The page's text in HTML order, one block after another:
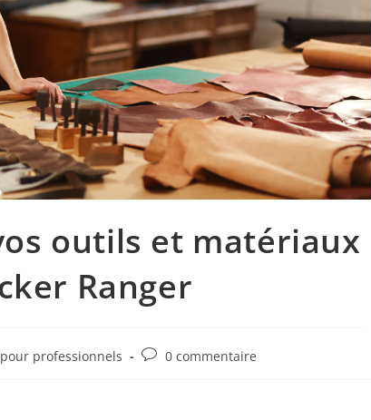
outils et matériaux
Ranger
professionnels 0 commentaire